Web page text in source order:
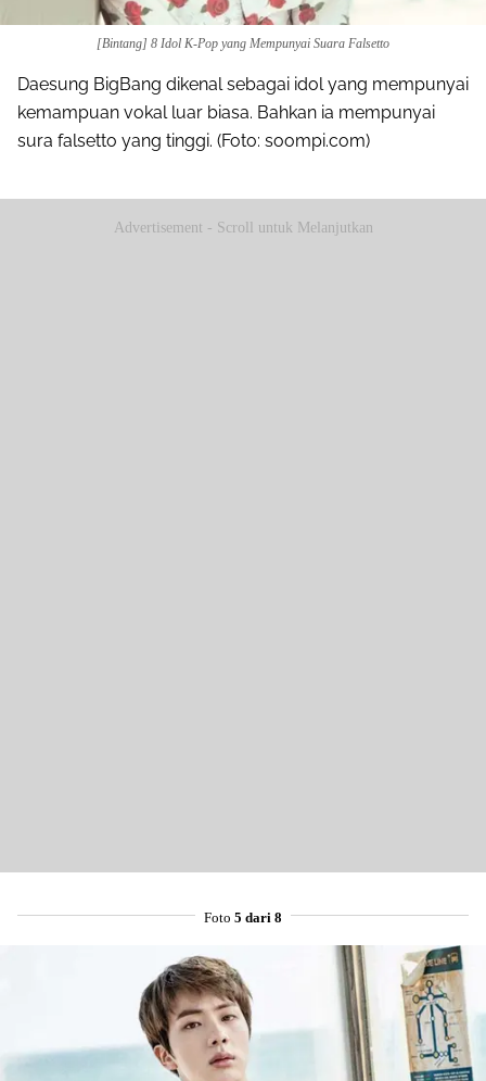
[Bintang] 8 Idol K-Pop yang Mempunyai Suara Falsetto
Daesung BigBang dikenal sebagai idol yang mempunyai
kemampuan vokal luar biasa. Bahkan ia mempunyai
sura falsetto yang tinggi. (Foto: soompi.com)
Advertisement - Scroll untuk Melanjutkan
Foto 5 dari 8